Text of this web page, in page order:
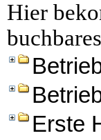
Hier
Erste